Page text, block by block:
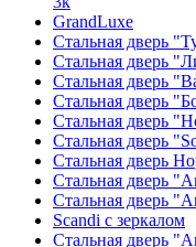
GrandLuxe
Стальная дверь
Стальная дверь
Стальная дверь
Стальная дверь
Стальная дверь
Стальная дверь
Стальная дверь
Стальная дверь
Стальная дверь
Scandi с зеркалом
Стальная дверь